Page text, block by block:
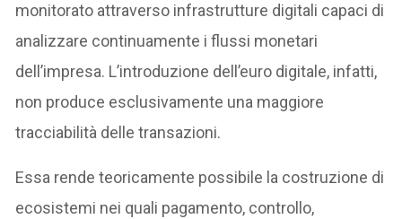
monitorato attraverso infrastrutture digitali capaci di
analizzare continuamente i flussi monetari
dell’impresa. L’introduzione dell’euro digitale, infatti,
non produce esclusivamente una maggiore
tracciabilità delle transazioni.
Essa rende teoricamente possibile la costruzione di
ecosistemi nei quali pagamento, controllo,